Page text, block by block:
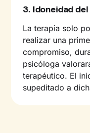
3. Idoneidad
La terapia solo
realizar una
compromiso,
psicóloga
terapéutico. El
supeditado a